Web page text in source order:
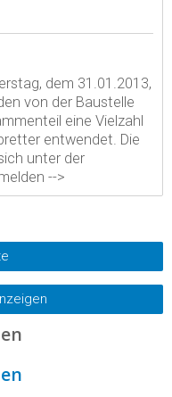
dem 31.01.2013,
von der Baustelle
eine Vielzahl
entwendet. Die
unter der
-->